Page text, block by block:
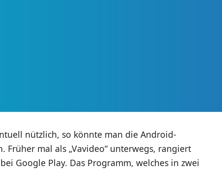
nützlich, so könnte man die Android-
Früher mal als „Vavideo“ unterwegs, rangiert
Google Play. Das Programm, welches in zwei